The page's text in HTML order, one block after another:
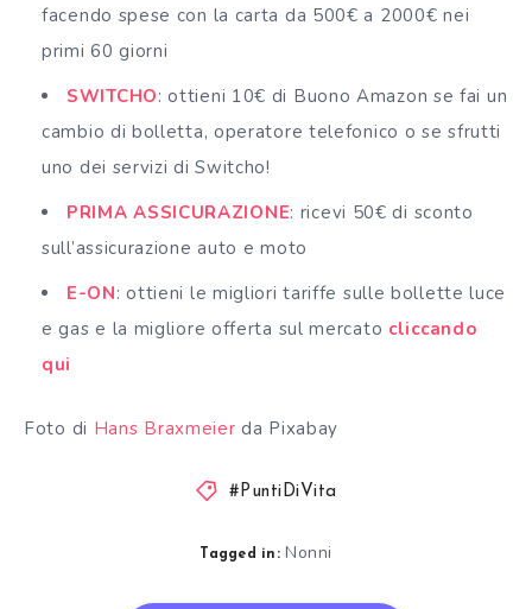
facendo spese con la carta da 500€ a 2000€ nei
primi 60 giorni
SWITCHO: ottieni 10€ di Buono Amazon se fai un
cambio di bolletta, operatore telefonico o se sfrutti
uno dei servizi di Switcho!
PRIMA ASSICURAZIONE: ricevi 50€ di sconto
sull’assicurazione auto e moto
E-ON: ottieni le migliori tariffe sulle bollette luce
e gas e la migliore offerta sul mercato cliccando
qui
Foto di Hans Braxmeier da Pixabay
#PuntiDiVita
Tagged in: Nonni